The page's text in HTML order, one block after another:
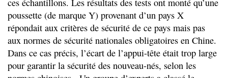
poussette (de marque Y) provenant d’un pays X
répondait aux critères de sécurité de ce pays mais pas
aux normes de sécurité nationales obligatoires en Chine.
Dans ce cas précis, l’écart de l’appui-tête était trop large
pour garantir la sécurité des nouveau-nés, selon les